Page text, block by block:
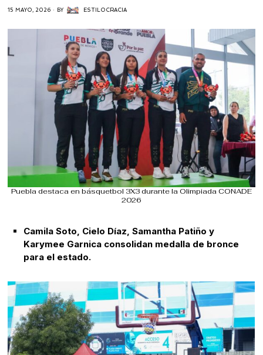
15 MAYO, 2026 BY ESTILOCRACIA
Puebla destaca en básquetbol 3X3 durante la Olimpiada CONADE
2026
Camila Soto, Cielo Díaz, Samantha Patiño y
Karymee Garnica consolidan medalla de bronce
para el estado.